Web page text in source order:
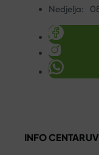
Nedjelja:
INFO CENTAR